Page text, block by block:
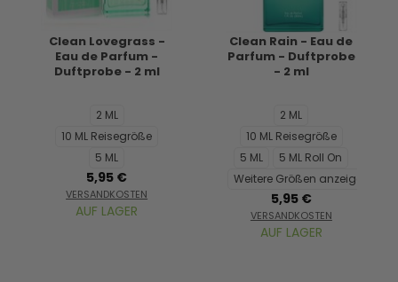
Clean Lovegrass -
Eau de Parfum -
Duftprobe - 2 ml
2 ML
10 ML Reisegröße
5 ML
5,95 €
VERSANDKOSTEN
AUF LAGER
Clean Rain - Eau de
Parfum - Duftprobe
- 2 ml
2 ML
10 ML Reisegröße
5 ML
5 ML Roll On
Weitere Größen anzeigen...
5,95 €
VERSANDKOSTEN
AUF LAGER